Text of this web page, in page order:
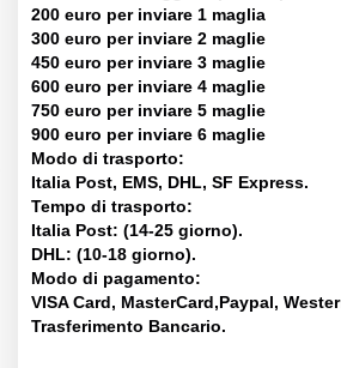
200 euro per inviare 1 maglia
300 euro per inviare 2 maglie
450 euro per inviare 3 maglie
600 euro per inviare 4 maglie
750 euro per inviare 5 maglie
900 euro per inviare 6 maglie
Modo di trasporto:
Italia Post, EMS, DHL, SF Express.
Tempo di trasporto:
Italia Post: (14-25 giorno).
DHL: (10-18 giorno).
Modo di pagamento:
VISA Card, MasterCard,Paypal,
Trasferimento Bancario.